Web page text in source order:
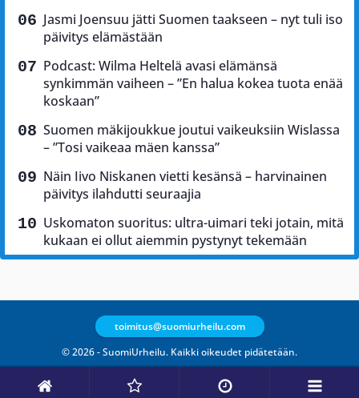
Jasmi Joensuu jätti Suomen taakseen – nyt tuli iso
päivitys elämästään
Podcast: Wilma Heltelä avasi elämänsä
synkimmän vaiheen – ”En halua kokea tuota enää
koskaan”
Suomen mäkijoukkue joutui vaikeuksiin Wislassa
– ”Tosi vaikeaa mäen kanssa”
Näin Iivo Niskanen vietti kesänsä – harvinainen
päivitys ilahdutti seuraajia
Uskomaton suoritus: ultra-uimari teki jotain, mitä
kukaan ei ollut aiemmin pystynyt tekemään
© 2026 - SuomiUrheilu. Kaikki oikeudet pidätetään.
toimitus@suomiurheilu.com